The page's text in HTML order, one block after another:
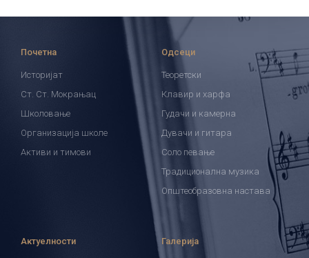
Почетна
Историјат
Ст. Ст. Мокрањац
Школовање
Организација школе
Активи и тимови
Одсеци
Теоретски
Клавир и харфа
Гудачи и камерна
Дувачи и гитара
Соло певање
Традиционална музика
Општеобразовна настава
Актуелности Галерија